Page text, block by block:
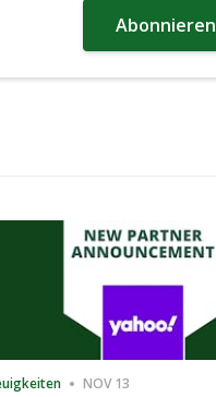
Abonnieren
NOV 13